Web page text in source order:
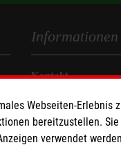
Informationen
Kontakt
Datenschutz
Webseiten-
bereitzustellen.
verwendet